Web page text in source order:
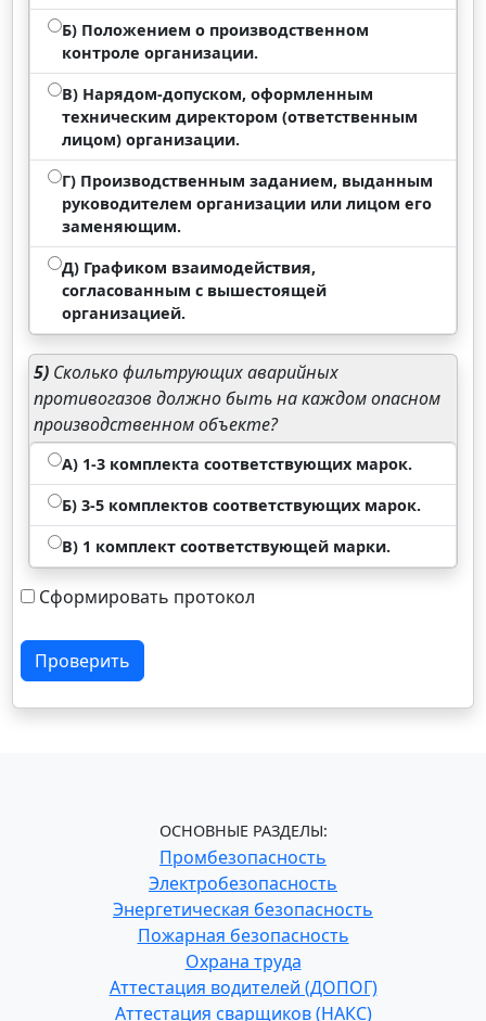
Б) Положением о производственном
контроле организации.
В) Нарядом-допуском, оформленным
техническим директором (ответственным
лицом) организации.
Г) Производственным заданием, выданным
руководителем организации или лицом его
заменяющим.
Д) Графиком взаимодействия,
согласованным с вышестоящей
организацией.
5) Сколько фильтрующих аварийных
противогазов должно быть на каждом опасном
производственном объекте?
А) 1-3 комплекта соответствующих марок.
Б) 3-5 комплектов соответствующих марок.
В) 1 комплект соответствующей марки.
Сформировать протокол
Проверить
ОСНОВНЫЕ РАЗДЕЛЫ:
Промбезопасность
Электробезопасность
Энергетическая безопасность
Пожарная безопасность
Охрана труда
Аттестация водителей (ДОПОГ)
Аттестация сварщиков (НАКС)